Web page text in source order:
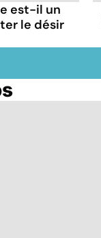
est-il un
le désir